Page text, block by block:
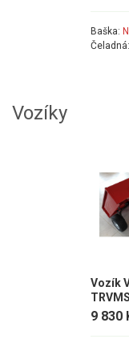
Baška:
Čeladná:
Vozíky
Vozík
9 830